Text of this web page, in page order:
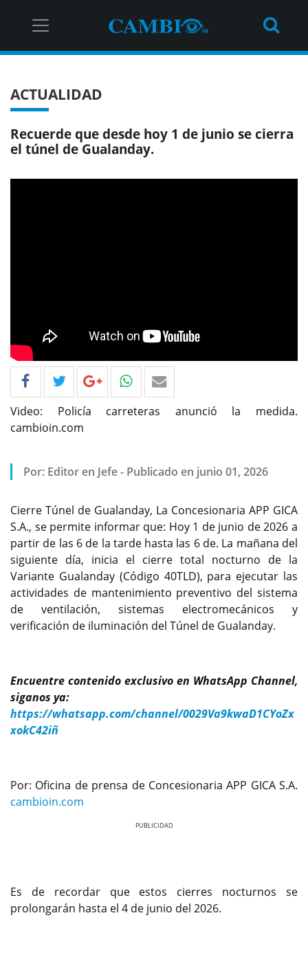
ACTUALIDAD
Recuerde que desde hoy 1 de junio se cierra
el túnel de Gualanday.
Video: Policía carreteras anunció la medida.
cambioin.com
Por: Editor en Jefe - Publicado en junio 01, 2026
Cierre Túnel de Gualanday, La Concesionaria APP GICA
S.A., se permite informar que: Hoy 1 de junio de 2026 a
partir de las 6 de la tarde hasta las 6 de. La mañana del
siguiente día, inicia el cierre total nocturno de la
Variante Gualanday (Código 40TLD), para ejecutar las
actividades de mantenimiento preventivo del sistema
de ventilación, sistemas electromecánicos y
verificación de iluminación del Túnel de Gualanday.
Encuentre contenido exclusivo en WhatsApp Channel,
siganos ya:
https://whatsapp.com/channel/0029Va9kwaD1CYoZx
xokC42iñ
Por: Oficina de prensa de Concesionaria APP GICA S.A.
cambioin.com
Es de recordar que estos cierres nocturnos se
prolongarán hasta el 4 de junio del 2026.